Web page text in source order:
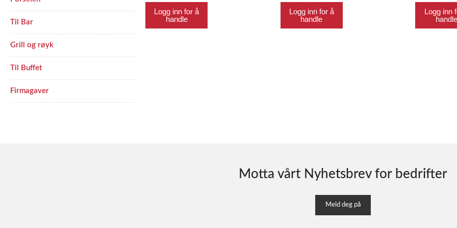
Til Bar
Grill og røyk
Til Buffet
Firmagaver
Logg inn for å
handle
Logg inn for å
handle
Logg inn
handle
Motta vårt Nyhetsbrev for bedrifter
Meld deg på